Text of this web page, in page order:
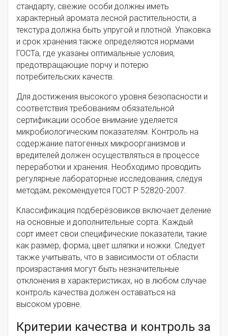
стандарту, свежие особи должны иметь
характерный аромата лесной растительности, а
текстура должна быть упругой и плотной. Упаковка
и срок хранения также определяются нормами
ГОСТа, где указаны оптимальные условия,
предотвращающие порчу и потерю
потребительских качеств.
Для достижения высокого уровня безопасности и
соответствия требованиям обязательной
сертификации особое внимание уделяется
микробиологическим показателям. Контроль на
содержание патогенных микроорганизмов и
вредителей должен осуществляться в процессе
переработки и хранения. Необходимо проводить
регулярные лабораторные исследования, следуя
методам, рекомендуется ГОСТ Р 52820-2007.
Классификация подберёзовиков включает деление
на основные и дополнительные сорта. Каждый
сорт имеет свои специфические показатели, такие
как размер, форма, цвет шляпки и ножки. Следует
также учитывать, что в зависимости от области
произрастания могут быть незначительные
отклонения в характеристиках, но в любом случае
контроль качества должен оставаться на
высоком уровне.
Критерии качества и контроль за